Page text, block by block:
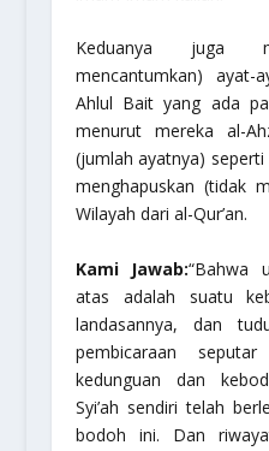
Keduanya juga
mencantumkan) ayat-
Ahlul Bait yang ada
menurut mereka al-
(jumlah ayatnya) seperti
menghapuskan (tidak
Wilayah dari al-Qur’an.
Kami Jawab:“Bahwa
atas adalah suatu
landasannya, dan
pembicaraan
kedunguan dan
Syi’ah sendiri telah
bodoh ini. Dan